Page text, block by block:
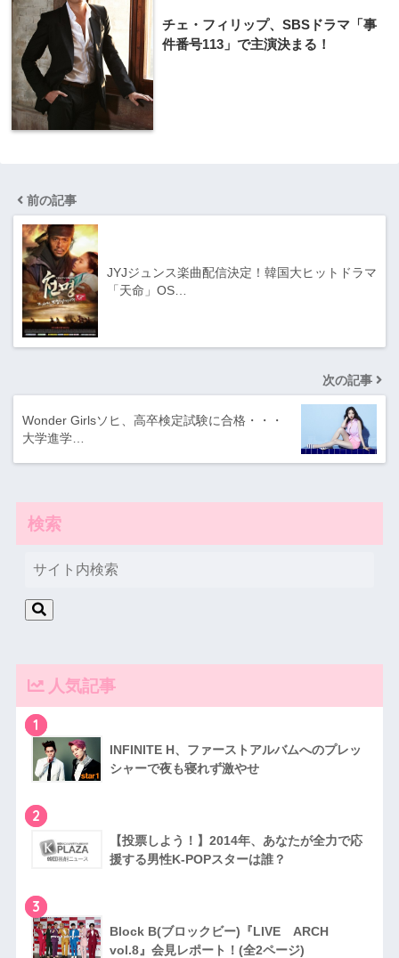
チェ・フィリップ、SBSドラマ「事
件番号113」で主演決まる！
前の記事
JYJジュンス楽​曲配信決定！韓国大ヒットドラマ
「​天命」OS…
次の記事
Wonder Girlsソヒ、高卒検定試験に合格・・・
大学進学…
検索
人気記事
1
INFINITE H、ファーストアルバムへのプレッ
シャーで夜も寝れず激やせ
2
【投票しよう！】2014年、あなたが全力で応
援する男性K-POPスターは誰？
3
Block B(ブロックビー)『LIVE ARCH
vol.8』会見レポート！(全2ページ)